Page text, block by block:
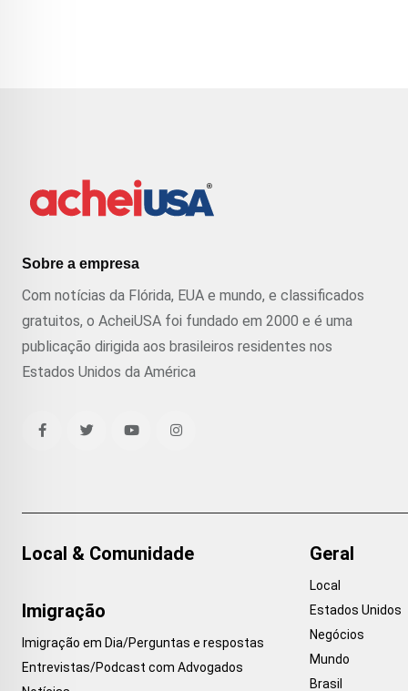
Sobre a empresa
Com notícias da Flórida, EUA e mundo, e classificados
gratuitos, o AcheiUSA foi fundado em 2000 e é uma
publicação dirigida aos brasileiros residentes nos
Estados Unidos da América
Local & Comunidade
Imigração
Imigração em Dia/Perguntas e respostas
Entrevistas/Podcast com Advogados
Geral
Local
Estados Unidos
Negócios
Mundo
Brasil